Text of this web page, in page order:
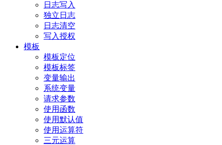
日志写入
独立日志
日志清空
写入授权
模板
模板定位
模板标签
变量输出
系统变量
请求参数
使用函数
使用默认值
使用运算符
三元运算